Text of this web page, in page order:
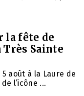
la fête de
Très Sainte
août à la Laure de
l’icône ...